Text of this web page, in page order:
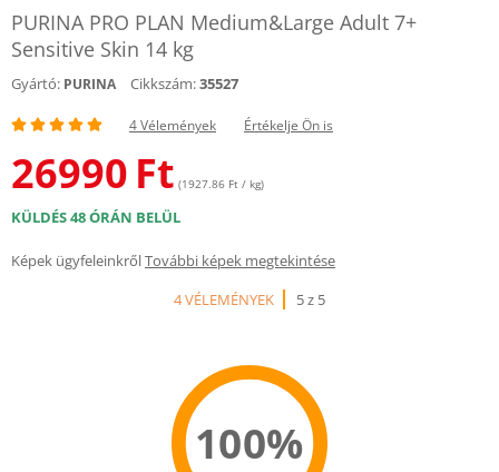
PURINA PRO PLAN Medium&Large Adult 7+
Sensitive Skin 14 kg
Gyártó: PURINA Cikkszám:35527
4 Vélemények Értékelje Ön is
26990 Ft (1927.86 Ft / kg)
KÜLDÉS 48 ÓRÁN BELÜL
Képek ügyfeleinkrőlTovábbi képek megtekintése
4 VÉLEMÉNYEK
5 z 5
100%